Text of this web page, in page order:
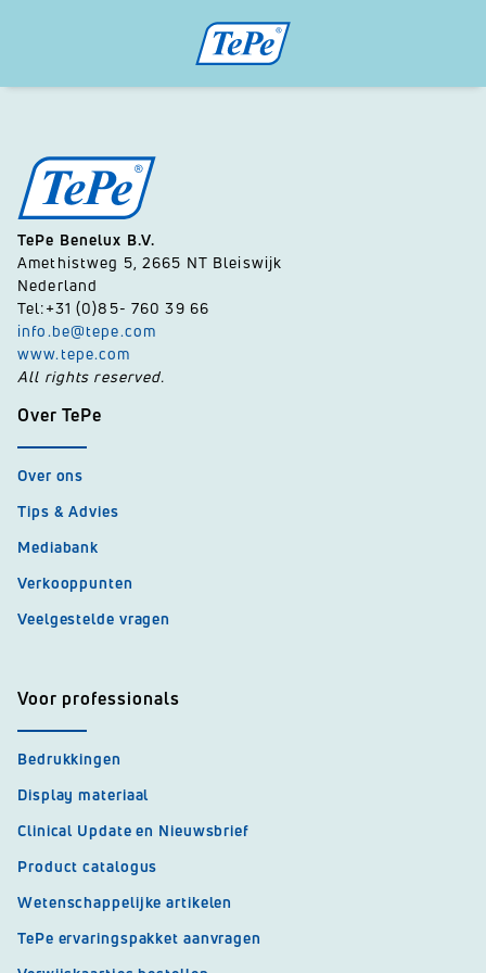
TePe Benelux B.V.
Amethistweg 5, 2665 NT Bleiswijk
Nederland
Tel:+31 (0)85- 760 39 66
info.be@tepe.com
www.tepe.com
All rights reserved.
Over TePe
Over ons
Tips & Advies
Mediabank
Verkooppunten
Veelgestelde vragen
Voor professionals
Bedrukkingen
Display materiaal
Clinical Update en Nieuwsbrief
Product catalogus
Wetenschappelijke artikelen
TePe ervaringspakket aanvragen